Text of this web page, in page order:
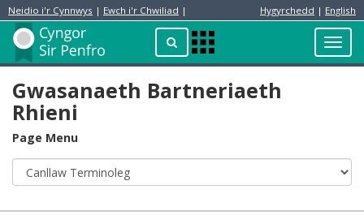
Neidio i'r Cynnwys | Ewch i'r Chwiliad | Hygyrchedd | English
ChwilioApps
Menu
Preswylydd
Gwasanaeth Bartneriaeth
Rhieni
Page Menu